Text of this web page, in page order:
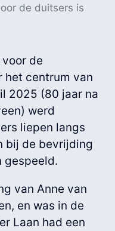
de duitsers is
de
het centrum van
2025 (80 jaar na
werd
liepen langs
bij de bevrijding
gespeeld.
van Anne van
en was in de
Laan had een